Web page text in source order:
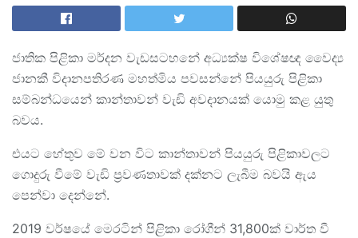
ජාතික පිළිකා මර්දන වැඩසටහනේ අධ්‍යක්ෂ විශේෂඥ වෛද්‍ය
ජානකී විදානපතිරණ මහත්මිය පවසන්නේ පියයුරු පිළිකා
සම්බන්ධයෙන් කාන්තාවන් වැඩි අවදානයක් යොමු කළ යුතු
බවය.
එයට හේතුව මේ වන විට කාන්තාවන් පියයුරු පිළිකාවලට
ගොදුරු වීමේ වැඩි ප්‍රවණතාවක් දක්නට ලැබීම බවයි ඇය
පෙන්වා දෙන්නේ.
2019 වර්ෂයේ මෙරටින් පිළිකා රෝගීන් 31,800ක් වාර්ත වී